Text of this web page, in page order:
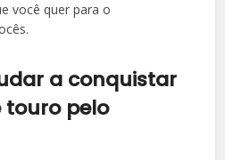
você quer para o
a conquistar
touro pelo